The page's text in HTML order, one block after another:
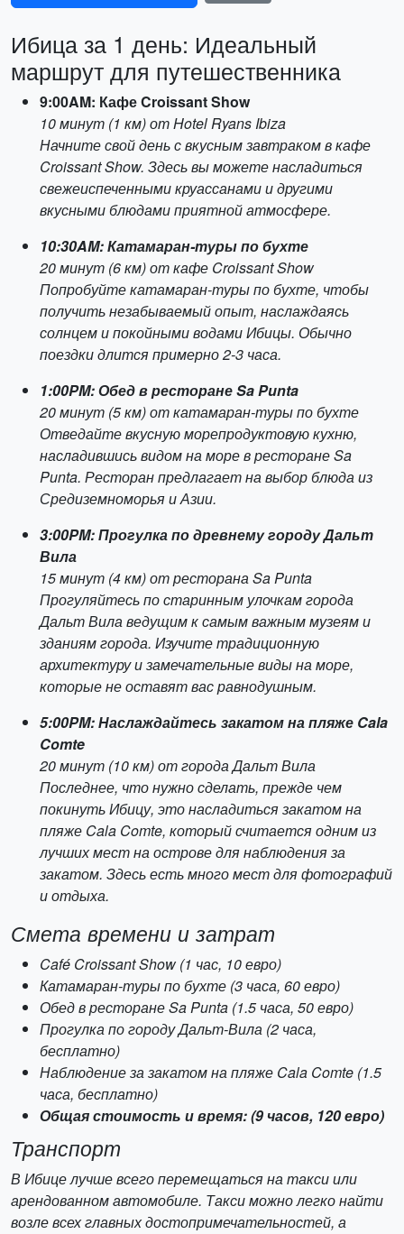
Ибица за 1 день: Идеальный
маршрут для путешественника
9:00AM: Кафе Croissant Show
10 минут (1 км) от Hotel Ryans Ibiza
Начните свой день с вкусным завтраком в кафе
Croissant Show. Здесь вы можете насладиться
свежеиспеченными круассанами и другими
вкусными блюдами приятной атмосфере.
10:30AM: Катамаран-туры по бухте
20 минут (6 км) от кафе Croissant Show
Попробуйте катамаран-туры по бухте, чтобы
получить незабываемый опыт, наслаждаясь
солнцем и покойными водами Ибицы. Обычно
поездки длится примерно 2-3 часа.
1:00PM: Обед в ресторане Sa Punta
20 минут (5 км) от катамаран-туры по бухте
Отведайте вкусную морепродуктовую кухню,
насладившись видом на море в ресторане Sa
Punta. Ресторан предлагает на выбор блюда из
Средиземноморья и Азии.
3:00PM: Прогулка по древнему городу Дальт
Вила
15 минут (4 км) от ресторана Sa Punta
Прогуляйтесь по старинным улочкам города
Дальт Вила ведущим к самым важным музеям и
зданиям города. Изучите традиционную
архитектуру и замечательные виды на море,
которые не оставят вас равнодушным.
5:00PM: Наслаждайтесь закатом на пляже Cala
Comte
20 минут (10 км) от города Дальт Вила
Последнее, что нужно сделать, прежде чем
покинуть Ибицу, это насладиться закатом на
пляже Cala Comte, который считается одним из
лучших мест на острове для наблюдения за
закатом. Здесь есть много мест для фотографий
и отдыха.
Смета времени и затрат
Café Croissant Show (1 час, 10 евро)
Катамаран-туры по бухте (3 часа, 60 евро)
Обед в ресторане Sa Punta (1.5 часа, 50 евро)
Прогулка по городу Дальт-Вила (2 часа,
бесплатно)
Наблюдение за закатом на пляже Cala Comte (1.5
часа, бесплатно)
Общая стоимость и время: (9 часов, 120 евро)
Транспорт
В Ибице лучше всего перемещаться на такси или
арендованном автомобиле. Такси можно легко найти
возле всех главных достопримечательностей, а